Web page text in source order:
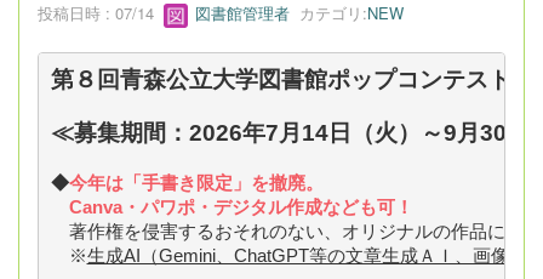
投稿日時 : 07/14 図書館管理者 カテゴリ:NEW
第８回青森公立大学図書館ポップコンテスト
≪募集期間：2026年7月14日（火）～9月30日
◆今年は「手書き限定」を撤廃。
Canva・パワポ・デジタル作成なども可！
著作権を侵害するおそれのない、オリジナルの作品に限
※生成AI（Gemini、ChatGPT等の文章生成ＡＩ、画像生